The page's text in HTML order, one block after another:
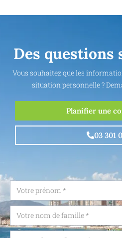
Des questions
Vous souhaitez que les
situation personnelle ?
Planifier une
03 301